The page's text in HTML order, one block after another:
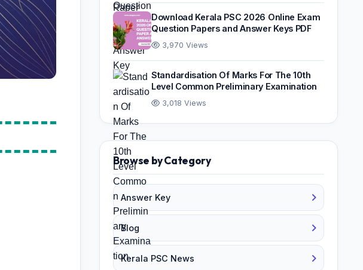
Download Kerala PSC 2026 Online Exam
Question Papers and Answer Keys PDF
3,970 Views
Standardisation Of Marks For The 10th
Level Common Preliminary Examination
3,018 Views
Browse by Category
Answer Key
Blog
Kerala PSC News